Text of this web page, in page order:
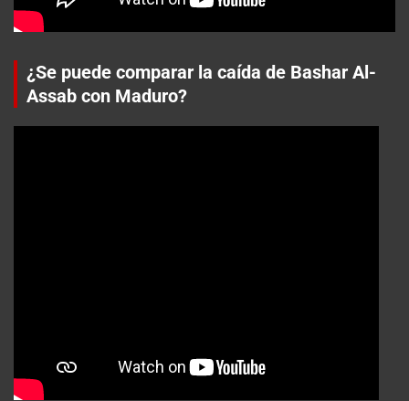
¿Se puede comparar la caída de Bashar Al-
Assab con Maduro?